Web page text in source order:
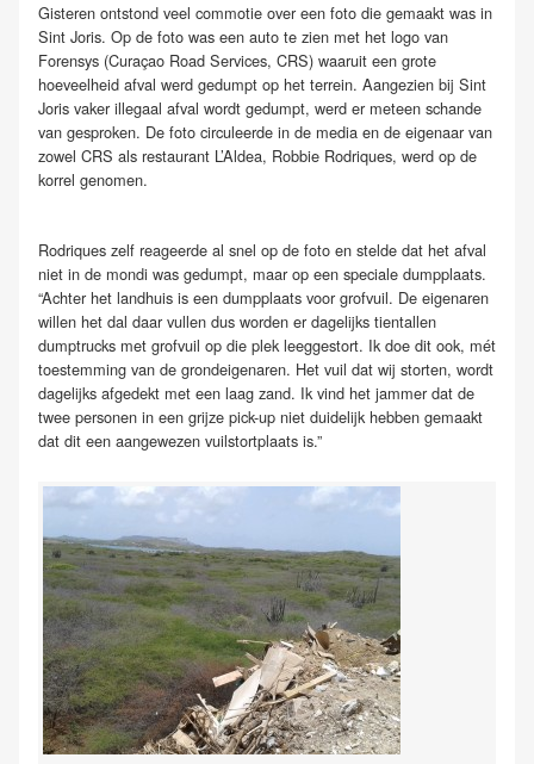
Gisteren ontstond veel commotie over een foto die gemaakt was in
Sint Joris. Op de foto was een auto te zien met het logo van
Forensys (Curaçao Road Services, CRS) waaruit een grote
hoeveelheid afval werd gedumpt op het terrein. Aangezien bij Sint
Joris vaker illegaal afval wordt gedumpt, werd er meteen schande
van gesproken. De foto circuleerde in de media en de eigenaar van
zowel CRS als restaurant L’Aldea, Robbie Rodriques, werd op de
korrel genomen.
Rodriques zelf reageerde al snel op de foto en stelde dat het afval
niet in de mondi was gedumpt, maar op een speciale dumpplaats.
“Achter het landhuis is een dumpplaats voor grofvuil. De eigenaren
willen het dal daar vullen dus worden er dagelijks tientallen
dumptrucks met grofvuil op die plek leeggestort. Ik doe dit ook, mét
toestemming van de grondeigenaren. Het vuil dat wij storten, wordt
dagelijks afgedekt met een laag zand. Ik vind het jammer dat de
twee personen in een grijze pick-up niet duidelijk hebben gemaakt
dat dit een aangewezen vuilstortplaats is.”